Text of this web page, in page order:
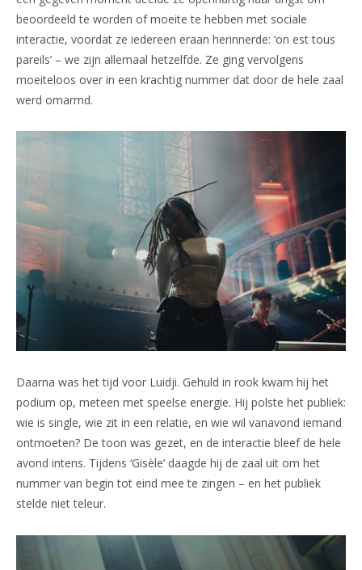
beoordeeld te worden of moeite te hebben met sociale
interactie, voordat ze iedereen eraan herinnerde: ‘on est tous
pareils’ – we zijn allemaal hetzelfde. Ze ging vervolgens
moeiteloos over in een krachtig nummer dat door de hele zaal
werd omarmd.
Daarna was het tijd voor Luidji. Gehuld in rook kwam hij het
podium op, meteen met speelse energie. Hij polste het publiek:
wie is single, wie zit in een relatie, en wie wil vanavond iemand
ontmoeten? De toon was gezet, en de interactie bleef de hele
avond intens. Tijdens ‘Gisèle’ daagde hij de zaal uit om het
nummer van begin tot eind mee te zingen – en het publiek
stelde niet teleur.